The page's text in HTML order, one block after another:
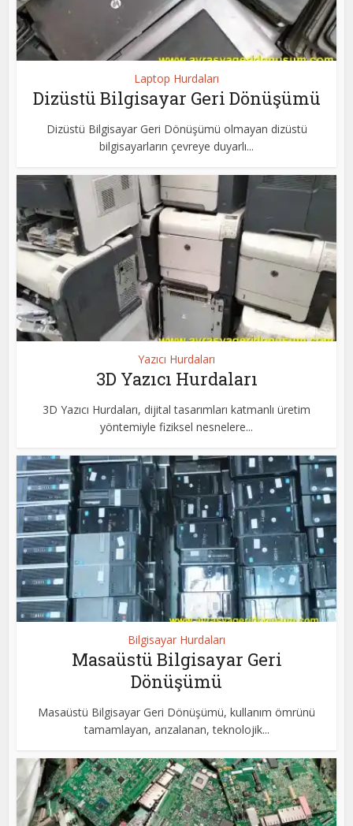
Laptop Hurdaları
Dizüstü Bilgisayar Geri Dönüşümü
Dizüstü Bilgisayar Geri Dönüşümü olmayan dizüstü
bilgisayarların çevreye duyarlı...
Yazıcı Hurdaları
3D Yazıcı Hurdaları
3D Yazıcı Hurdaları, dijital tasarımları katmanlı üretim
yöntemiyle fiziksel nesnelere...
Bilgisayar Hurdaları
Masaüstü Bilgisayar Geri
Dönüşümü
Masaüstü Bilgisayar Geri Dönüşümü, kullanım ömrünü
tamamlayan, arızalanan, teknolojik...